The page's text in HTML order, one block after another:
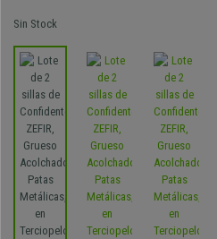
Sin Stock